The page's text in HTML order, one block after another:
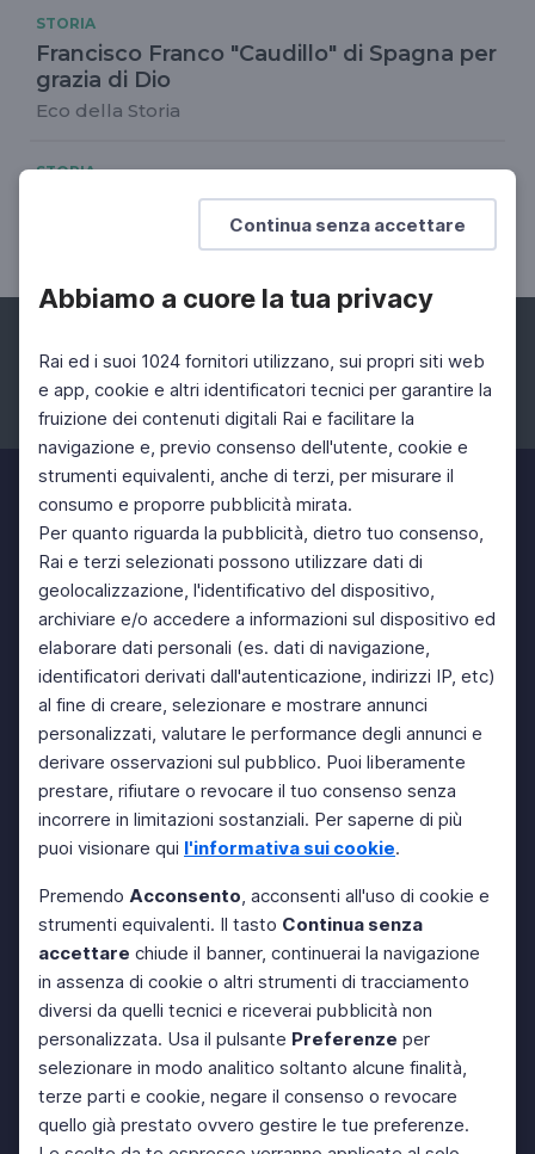
Continua senza accettare
Abbiamo a cuore la tua privacy
Rai ed i suoi 1024 fornitori utilizzano, sui propri siti web
e app, cookie e altri identificatori tecnici per garantire la
fruizione dei contenuti digitali Rai e facilitare la
navigazione e, previo consenso dell'utente, cookie e
strumenti equivalenti, anche di terzi, per misurare il
consumo e proporre pubblicità mirata.
Per quanto riguarda la pubblicità, dietro tuo consenso,
Rai e terzi selezionati possono utilizzare dati di
geolocalizzazione, l'identificativo del dispositivo,
archiviare e/o accedere a informazioni sul dispositivo ed
elaborare dati personali (es. dati di navigazione,
identificatori derivati dall'autenticazione, indirizzi IP, etc)
al fine di creare, selezionare e mostrare annunci
personalizzati, valutare le performance degli annunci e
derivare osservazioni sul pubblico. Puoi liberamente
prestare, rifiutare o revocare il tuo consenso senza
incorrere in limitazioni sostanziali. Per saperne di più
puoi visionare qui l'informativa sui cookie.
Premendo Acconsento, acconsenti all'uso di cookie e
strumenti equivalenti. Il tasto Continua senza
accettare chiude il banner, continuerai la navigazione
in assenza di cookie o altri strumenti di tracciamento
diversi da quelli tecnici e riceverai pubblicità non
personalizzata. Usa il pulsante Preferenze per
selezionare in modo analitico soltanto alcune finalità,
terze parti e cookie, negare il consenso o revocare
quello già prestato ovvero gestire le tue preferenze.
STORIA
Francisco Franco "Caudillo" di Spagna per
grazia di Dio
Eco della Storia
STORIA
La ritirata di Russia
Una puntata di Passato e Presente
Facebook Instagram Twitter